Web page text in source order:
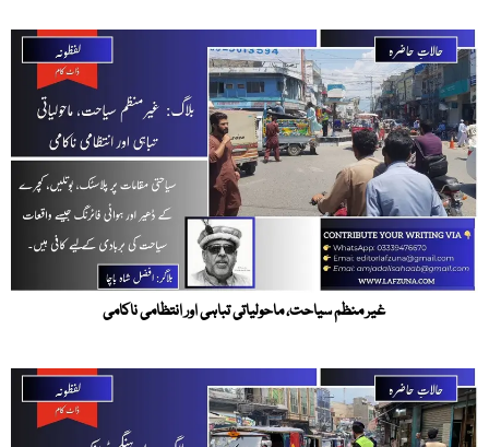
غیر منظم سیاحت، ماحولیاتی تباہی اور انتظامی ناکامی